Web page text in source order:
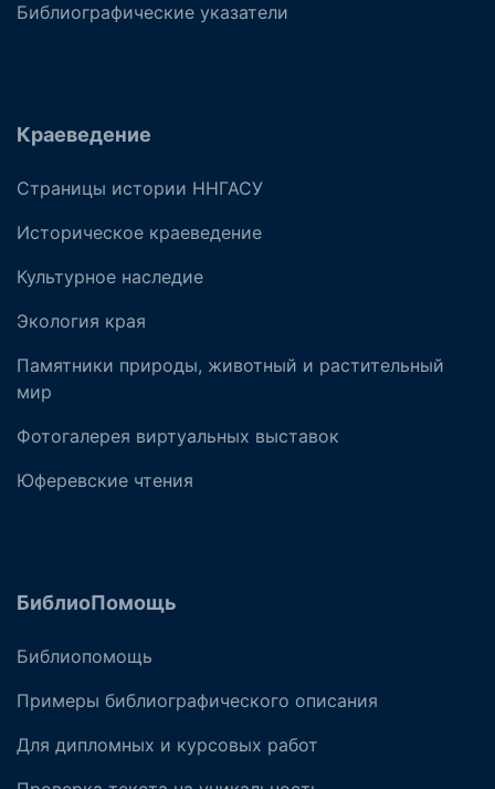
Библиографические указатели
Краеведение
Страницы истории ННГАСУ
Историческое краеведение
Культурное наследие
Экология края
Памятники природы, животный и растительный
мир
Фотогалерея виртуальных выставок
Юферевские чтения
БиблиоПомощь
Библиопомощь
Примеры библиографического описания
Для дипломных и курсовых работ